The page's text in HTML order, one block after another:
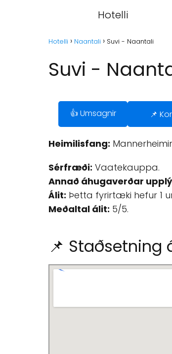
Hotelli
Hotelli Naantali Suvi - Naantali
Suvi -
👍 Umsagnir 📌
Heimilisfang:
Sérfræði: Vaatekauppa.
Annað áhugaverðar
Álit: Þetta fyrirtæki hefur 1
Meðaltal álit: 5/5.
📌 Staðsetning